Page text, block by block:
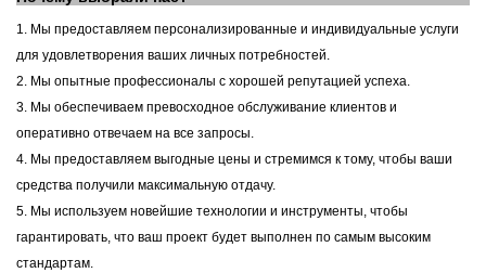
1. Мы предоставляем персонализированные и индивидуальные услуги
для удовлетворения ваших личных потребностей.
2. Мы опытные профессионалы с хорошей репутацией успеха.
3. Мы обеспечиваем превосходное обслуживание клиентов и
оперативно отвечаем на все запросы.
4. Мы предоставляем выгодные цены и стремимся к тому, чтобы ваши
средства получили максимальную отдачу.
5. Мы используем новейшие технологии и инструменты, чтобы
гарантировать, что ваш проект будет выполнен по самым высоким
стандартам.